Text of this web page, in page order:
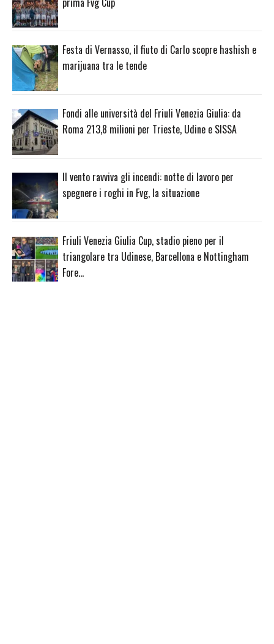
Festa di Vernasso, il fiuto di Carlo scopre hashish e
marijuana tra le tende
Fondi alle università del Friuli Venezia Giulia: da
Roma 213,8 milioni per Trieste, Udine e SISSA
Il vento ravviva gli incendi: notte di lavoro per
spegnere i roghi in Fvg, la situazione
Friuli Venezia Giulia Cup, stadio pieno per il
triangolare tra Udinese, Barcellona e Nottingham
Fore…